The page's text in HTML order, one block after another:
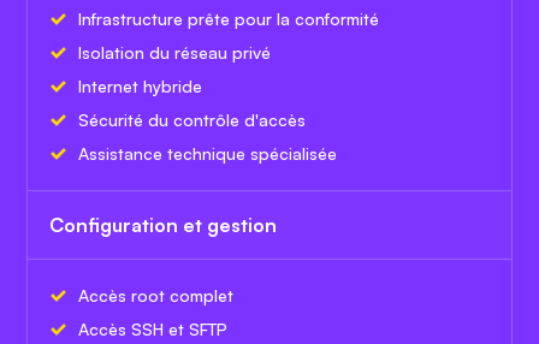
Infrastructure prête pour la conformité
Isolation du réseau privé
Internet hybride
Sécurité du contrôle d'accès
Assistance technique spécialisée
Configuration et gestion
Accès root complet
Accès SSH et SFTP